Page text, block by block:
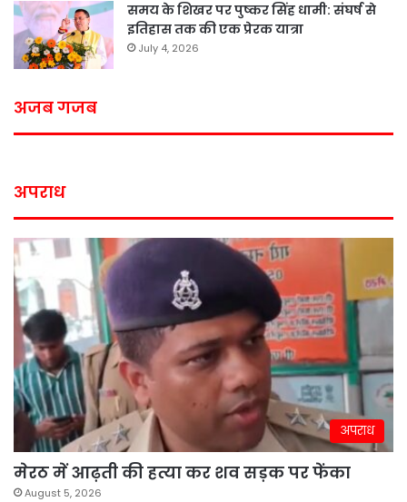
समय के शिखर पर पुष्कर सिंह धामी: संघर्ष से
इतिहास तक की एक प्रेरक यात्रा
July 4, 2026
अजब गजब
अपराध
अपराध
मेरठ में आढ़ती की हत्या कर शव सड़क पर फेंका
August 5, 2026